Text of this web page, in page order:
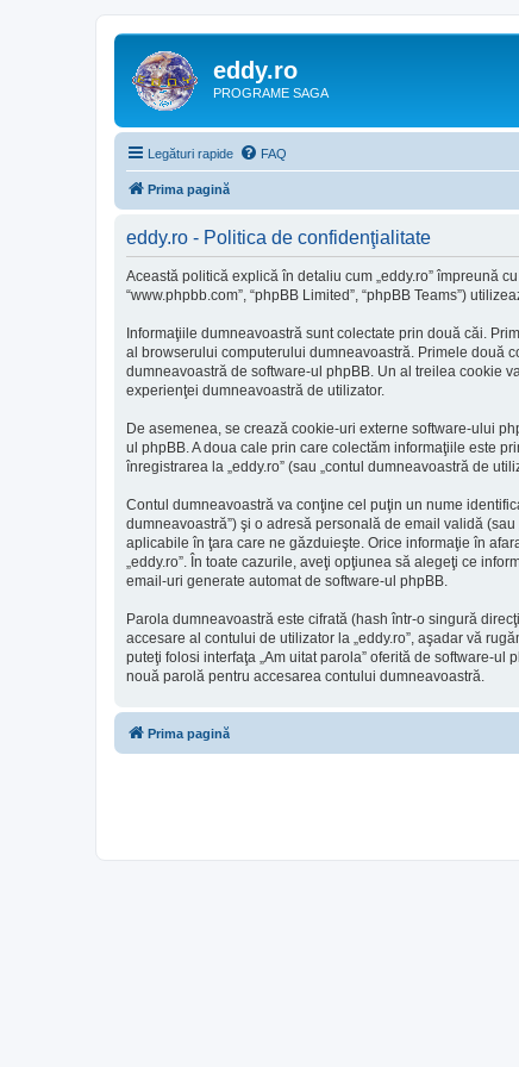
eddy.ro
PROGRAME SAGA
Legături rapide FAQ
Prima pagină
eddy.ro - Politica de confidenţialitate
Această politică explică în detaliu cum „eddy.ro” împreună cu
“www.phpbb.com”, “phpBB Limited”, “phpBB Teams”)
Informaţiile dumneavoastră sunt colectate prin două căi.
al browserului computerului dumneavoastră. Primele două
dumneavoastră de software-ul phpBB. Un al treilea cookie
experienţei dumneavoastră de utilizator.
De asemenea, se crează cookie-uri externe software-ului
ul phpBB. A doua cale prin care colectăm informaţiile este
înregistrarea la „eddy.ro” (sau „contul dumneavoastră de
Contul dumneavoastră va conţine cel puţin un nume
dumneavoastră”) şi o adresă personală de email validă
aplicabile în ţara care ne găzduieşte. Orice informaţie în
„eddy.ro”. În toate cazurile, aveţi opţiunea să alegeţi ce
email-uri generate automat de software-ul phpBB.
Parola dumneavoastră este cifrată (hash într-o singură
accesare al contului de utilizator la „eddy.ro”, aşadar vă
puteţi folosi interfaţa „Am uitat parola” oferită de software-
nouă parolă pentru accesarea contului dumneavoastră.
Prima pagină